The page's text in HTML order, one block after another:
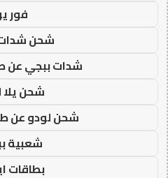
فور
شحن
شدات ببجي عن
شحن يلا
شحن لودو عن
شعبية
بطاقات